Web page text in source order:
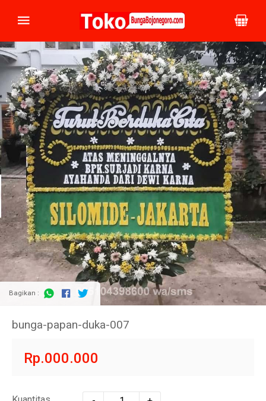
Bagikan :
bunga-papan-duka-007
Rp.000.000